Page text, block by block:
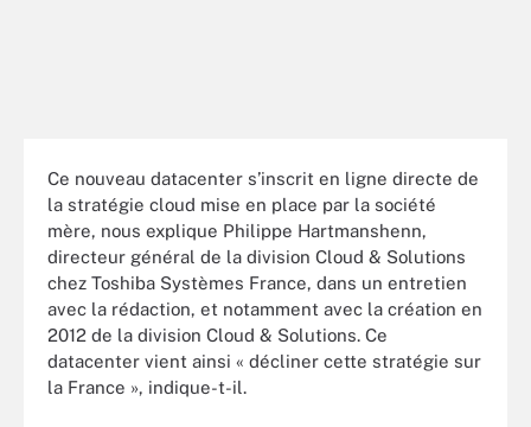
Ce nouveau datacenter s’inscrit en ligne directe de
la stratégie cloud mise en place par la société
mère, nous explique Philippe Hartmanshenn,
directeur général de la division Cloud & Solutions
chez Toshiba Systèmes France, dans un entretien
avec la rédaction, et notamment avec la création en
2012 de la division Cloud & Solutions. Ce
datacenter vient ainsi « décliner cette stratégie sur
la France », indique-t-il.